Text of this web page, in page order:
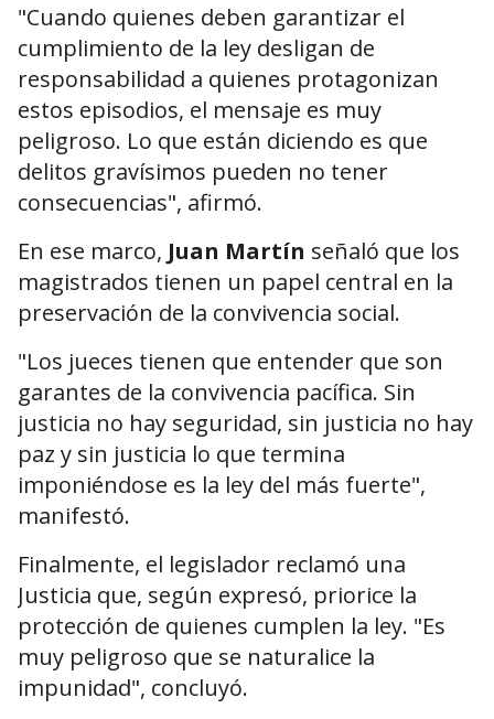
"Cuando quienes deben garantizar el
cumplimiento de la ley desligan de
responsabilidad a quienes protagonizan
estos episodios, el mensaje es muy
peligroso. Lo que están diciendo es que
delitos gravísimos pueden no tener
consecuencias", afirmó.
En ese marco, Juan Martín señaló que los
magistrados tienen un papel central en la
preservación de la convivencia social.
"Los jueces tienen que entender que son
garantes de la convivencia pacífica. Sin
justicia no hay seguridad, sin justicia no hay
paz y sin justicia lo que termina
imponiéndose es la ley del más fuerte",
manifestó.
Finalmente, el legislador reclamó una
Justicia que, según expresó, priorice la
protección de quienes cumplen la ley. "Es
muy peligroso que se naturalice la
impunidad", concluyó.